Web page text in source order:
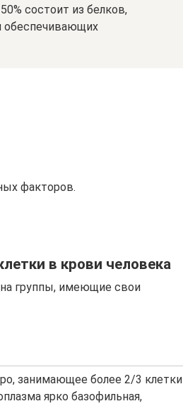
состоит из белков,
обеспечивающих
факторов.
в крови человека
группы, имеющие свои
занимающее более 2/3 клетки
ярко базофильная,